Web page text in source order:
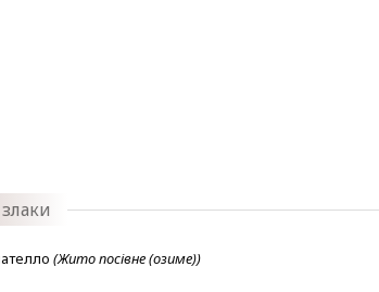
(Жито посівне (озиме))